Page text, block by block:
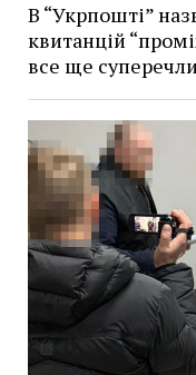
В “Укрпошті”
квитанцій
все ще